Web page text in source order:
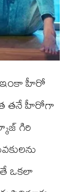
ఇంకా హీరో
తనే హీరోగా
గిరి
ఒకలా